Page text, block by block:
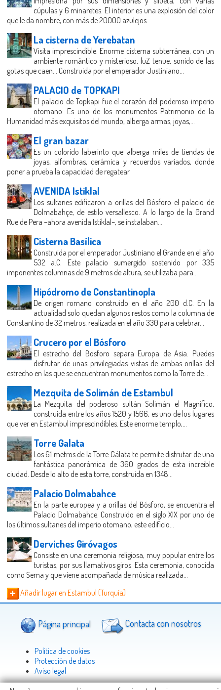
cúpulas y 6 minaretes. El interior es una explosión del color
que le da nombre, con más de 20000 azulejos.
La cisterna de Yerebatan
Visita imprescindible. Enorme cisterna subterránea, con un
ambiente romántico y misterioso, luZ tenue, sonido de las
gotas que caen... Construida por el emperador Justiniano...
PALACIO de TOPKAPI
El palacio de Topkapi fue el corazón del poderoso imperio
otomano. Es uno de los monumentos Patrimonio de la
Humanidad más exquisitos del mundo, alberga armas, joyas,...
El gran bazar
Es un colorido laberinto que alberga miles de tiendas de
joyas, alfombras, cerámica y recuerdos variados, donde
poner a prueba la capacidad de regatear
AVENIDA Istiklal
Los sultanes edificaron a orillas del Bósforo el palacio de
Dolmabahçe, de estilo versallesco. A lo largo de la Grand
Rue de Pera –ahora avenida Istiklal–, se instalaban...
Cisterna Basílica
Construida por el emperador Justiniano el Grande en el año
532 a.C. Este palacio sumergido sostenido por 335
imponentes columnas de 9 metros de altura, se utilizaba para...
Hipódromo de Constantinopla
De origen romano construido en el año 200 d.C. En la
actualidad solo quedan algunos restos como la columna de
Constantino de 32 metros, realizada en el año 330 para celebrar...
Crucero por el Bósforo
El estrecho del Bosforo separa Europa de Asia. Puedes
disfrutar de unas privilegiadas vistas de ambas orillas del
estrecho en las que se encuentran monumentos como la Torre de...
Mezquita de Solimán de Estambul
La Mezquita del poderoso sultán Solimán el Magnífico,
construida entre los años 1520 y 1566, es uno de los lugares
que ver en Estambul imprescindibles. Este enorme templo,...
Torre Galata
Los 61 metros de la Torre Gálata te permite disfrutar de una
fantástica panorámica de 360 grados de esta increíble
ciudad. Desde lo alto de esta torre, construida en 1348...
Palacio Dolmabahce
En la parte europea y a orillas del Bósforo, se encuentra el
Palacio Dolmabahce. Construido en el siglo XIX por uno de
los últimos sultanes del imperio otomano, este edificio...
Derviches Giróvagos
Consiste en una ceremonia religiosa, muy popular entre los
turistas, por sus llamativos giros. Esta ceremonia, conocida
como Sema y que viene acompañada de música realizada...
Añadir lugar en Estambul (Turquía)
Página principal Contacta con nosotros
Politica de cookies
Protección de datos
Aviso legal